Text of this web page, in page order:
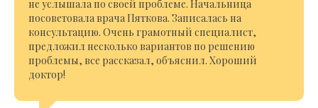
не услышала по своей проблеме. Начальница
посоветовала врача Пяткова. Записалась на
консультацию. Очень грамотный специалист,
предложил несколько вариантов по решению
проблемы, все рассказал, объяснил. Хороший
доктор!